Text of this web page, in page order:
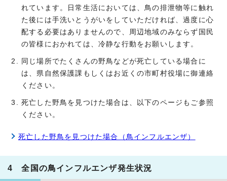
れています。日常生活においては、鳥の排泄物等に触れ
た後には手洗いとうがいをしていただければ、過度に心
配する必要はありませんので、周辺地域のみならず国民
の皆様におかれては、冷静な行動をお願いします。
同じ場所でたくさんの野鳥などが死亡している場合に
は、県自然保護課もしくはお近くの市町村役場に御連絡
ください。
死亡した野鳥を見つけた場合は、以下のページもご参照
ください。
死亡した野鳥を見つけた場合（鳥インフルエンザ）
4 全国の鳥インフルエンザ発生状況